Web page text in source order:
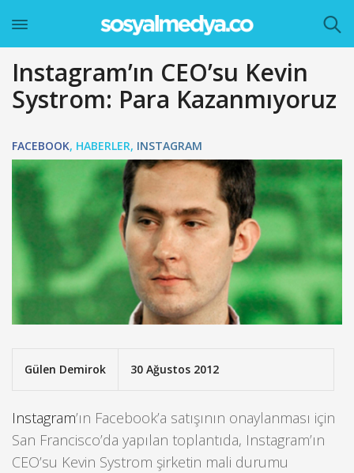
Instagram’ın CEO’su Kevin
Systrom: Para Kazanmıyoruz
FACEBOOK, HABERLER, INSTAGRAM
Gülen Demirok 30 Ağustos 2012
Instagram’ın Facebook’a satışının onaylanması için
San Francisco’da yapılan toplantıda, Instagram’ın
CEO’su Kevin Systrom şirketin mali durumu